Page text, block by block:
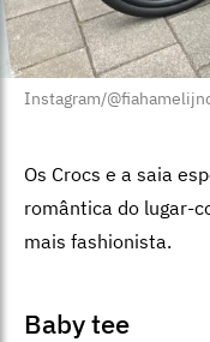
Instagram/
Os Crocs e a saia
romântica do lugar-
mais fashionista.
Baby tee